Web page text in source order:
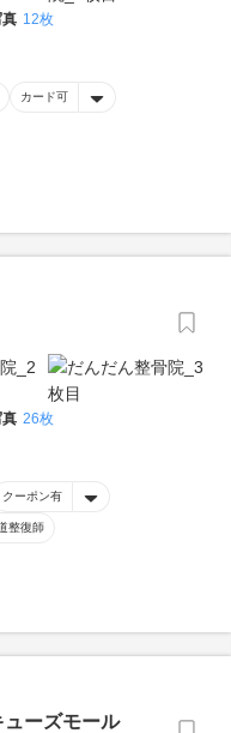
12枚
カード可
26枚
クーポン有
整復師
ーズモール